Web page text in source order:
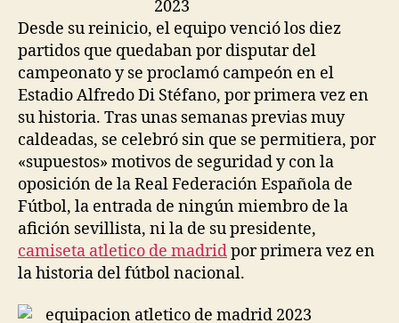
Desde su reinicio, el equipo venció los diez
partidos que quedaban por disputar del
campeonato y se proclamó campeón en el
Estadio Alfredo Di Stéfano, por primera vez en
su historia. Tras unas semanas previas muy
caldeadas, se celebró sin que se permitiera, por
«supuestos» motivos de seguridad y con la
oposición de la Real Federación Española de
Fútbol, la entrada de ningún miembro de la
afición sevillista, ni la de su presidente,
camiseta atletico de madridpor primera vez en
la historia del fútbol nacional.